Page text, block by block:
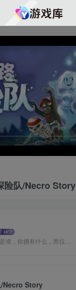
险队/Necro Story
/Necro Story